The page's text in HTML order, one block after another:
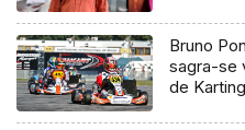
Bruno
sagra-se
de Karting